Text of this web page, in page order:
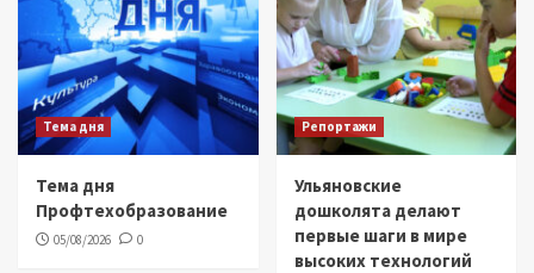
Тема дня
Тема дня
Профтехобразование
05/08/2026 0
Репортажи
Ульяновские
дошколята делают
первые шаги в мире
высоких технологий